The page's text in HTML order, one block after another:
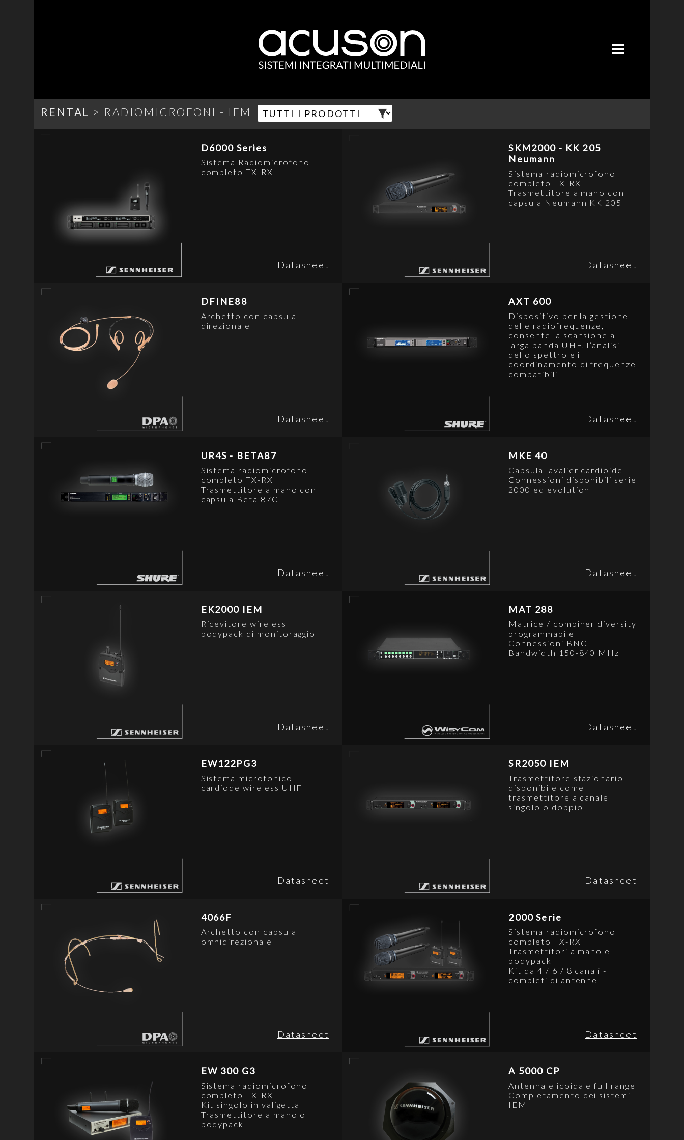
RENTAL > RADIOMICROFONI - IEM
D6000 Series
Sistema Radiomicrofono
completo TX-RX
Datasheet
SKM2000 - KK 205
Neumann
Sistema radiomicrofono
completo TX-RX
Trasmettitore a mano con
capsula Neumann KK 205
Datasheet
DFINE88
Archetto con capsula
direzionale
Datasheet
AXT 600
Dispositivo per la gestione
delle radiofrequenze,
consente la scansione a
larga banda UHF, l’analisi
dello spettro e il
coordinamento di frequenze
compatibili
Datasheet
UR4S - BETA87
Sistema radiomicrofono
completo TX-RX
Trasmettitore a mano con
capsula Beta 87C
Datasheet
MKE 40
Capsula lavalier cardioide
Connessioni disponibili serie
2000 ed evolution
Datasheet
EK2000 IEM
Ricevitore wireless
bodypack di monitoraggio
Datasheet
MAT 288
Matrice / combiner diversity
programmabile
Connessioni BNC
Bandwidth 150-840 MHz
Datasheet
EW122PG3
Sistema microfonico
cardiode wireless UHF
Datasheet
SR2050 IEM
Trasmettitore stazionario
disponibile come
trasmettitore a canale
singolo o doppio
Datasheet
4066F
Archetto con capsula
omnidirezionale
Datasheet
2000 Serie
Sistema radiomicrofono
completo TX-RX
Trasmettitori a mano e
bodypack
Kit da 4 / 6 / 8 canali -
completi di antenne
Datasheet
EW 300 G3
Sistema radiomicrofono
completo TX-RX
Kit singolo in valigetta
Trasmettitore a mano o
bodypack
A 5000 CP
Antenna elicoidale full range
Completamento dei sistemi
IEM